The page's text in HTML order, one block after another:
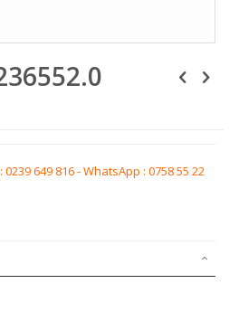
649 816 - WhatsApp : 0758 55 22